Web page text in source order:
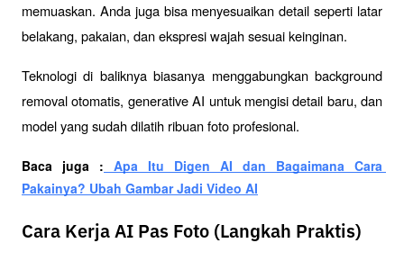
memuaskan. Anda juga bisa menyesuaikan detail seperti latar
belakang, pakaian, dan ekspresi wajah sesuai keinginan.
Teknologi di baliknya biasanya menggabungkan background
removal otomatis, generative AI untuk mengisi detail baru, dan
model yang sudah dilatih ribuan foto profesional.
Baca juga : Apa Itu Digen AI dan Bagaimana Cara
Pakainya? Ubah Gambar Jadi Video AI
Cara Kerja AI Pas Foto (Langkah Praktis)